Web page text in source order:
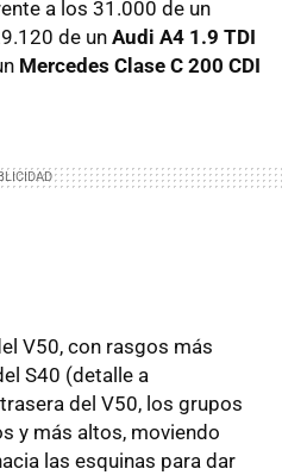
a los 31.000 de un
de unAudi A4 1.9 TDI
Mercedes Clase C 200 CDI
V50, con rasgos más
S40 (detalle a
del V50, los grupos
y más altos, moviendo
las esquinas para dar